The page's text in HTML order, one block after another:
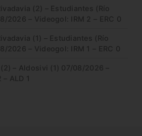
(2) – Estudiantes (Río
2026 – Videogol: IRM 2 – ERC 0
(1) – Estudiantes (Río
2026 – Videogol: IRM 1 – ERC 0
– Aldosivi (1) 07/08/2026 –
ALD 1